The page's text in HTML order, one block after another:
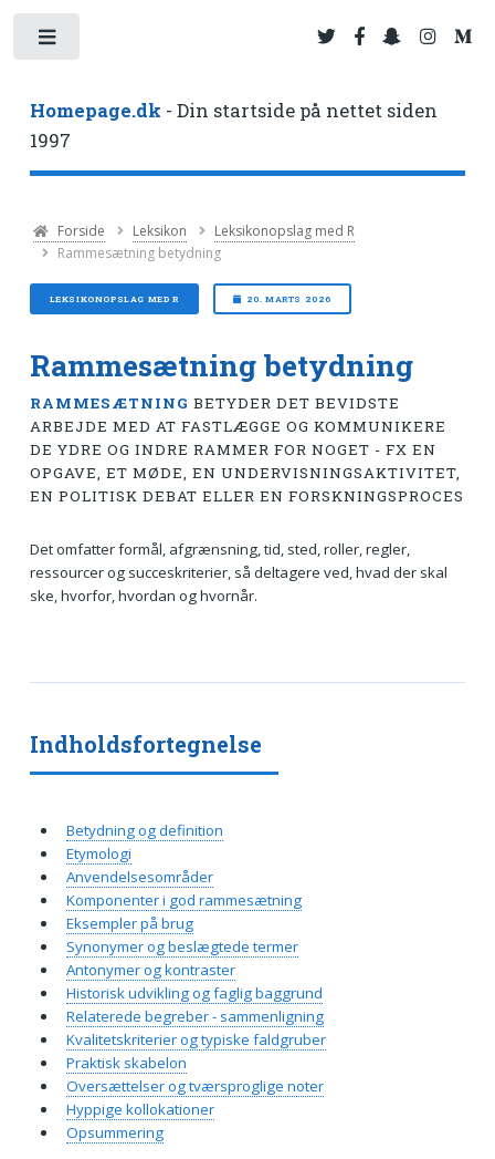
Homepage.dk - Din startside på nettet siden
1997
Forside Leksikon
Leksikonopslag med R
Rammesætning betydning
LEKSIKONOPSLAG MED R 20. MARTS 2026
Rammesætning betydning
RAMMESÆTNING BETYDER DET BEVIDSTE
ARBEJDE MED AT FASTLÆGGE OG KOMMUNIKERE
DE YDRE OG INDRE RAMMER FOR NOGET - FX EN
OPGAVE, ET MØDE, EN UNDERVISNINGSAKTIVITET,
EN POLITISK DEBAT ELLER EN FORSKNINGSPROCES
Det omfatter formål, afgrænsning, tid, sted, roller, regler,
ressourcer og succeskriterier, så deltagere ved, hvad der skal
ske, hvorfor, hvordan og hvornår.
Indholdsfortegnelse
Betydning og definition
Etymologi
Anvendelsesområder
Komponenter i god rammesætning
Eksempler på brug
Synonymer og beslægtede termer
Antonymer og kontraster
Historisk udvikling og faglig baggrund
Relaterede begreber - sammenligning
Kvalitetskriterier og typiske faldgruber
Praktisk skabelon
Oversættelser og tværsproglige noter
Hyppige kollokationer
Opsummering